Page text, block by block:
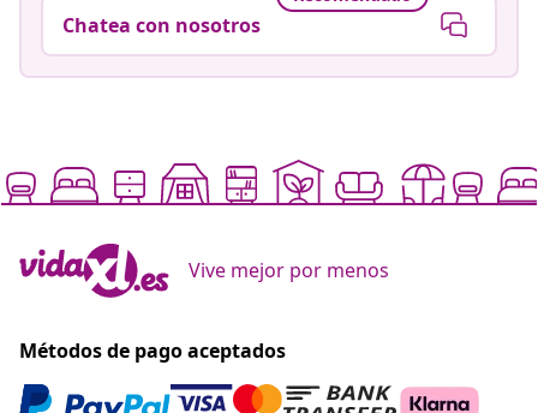
Chatea con nosotros
Vive mejor por menos
Métodos de pago aceptados